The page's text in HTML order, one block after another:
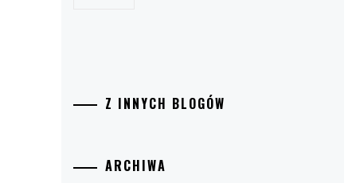
Z INNYCH BLOGÓW
ARCHIWA